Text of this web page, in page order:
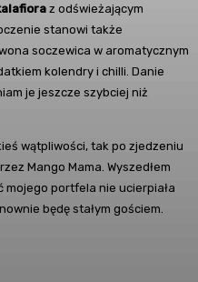
z odświeżającym
stanowi także
soczewica w aromatycznym
kolendry i chilli. Danie
je jeszcze szybciej niż
wątpliwości, tak po zjedzeniu
Mango Mama. Wyszedłem
mojego portfela nie ucierpiała
będę stałym gościem.